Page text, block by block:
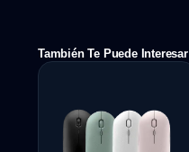
También Te Puede Interesar